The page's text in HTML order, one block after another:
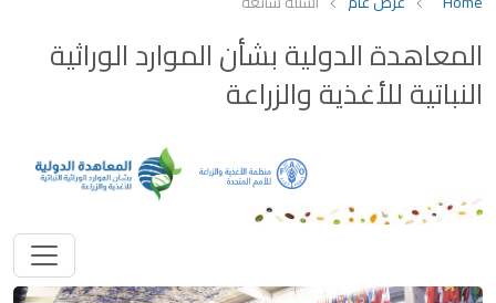
المعاهدة الدولية بشأن الموارد الوراثية
النباتية للأغذية والزراعة